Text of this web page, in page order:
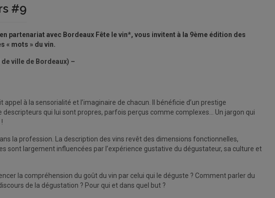
#9
en partenariat avec Bordeaux Fête le vin*, vous invitent à la 9ème édition des
« mots » du vin.
ville de Bordeaux) –
à la sensorialité et l’imaginaire de chacun. Il bénéficie d’un prestige
qui lui sont propres, parfois perçus comme complexes… Un jargon qui
la profession. La description des vins revêt des dimensions fonctionnelles,
sont largement influencées par l’expérience gustative du dégustateur, sa culture et
la compréhension du goût du vin par celui qui le déguste ? Comment parler du
de la dégustation ? Pour qui et dans quel but ?